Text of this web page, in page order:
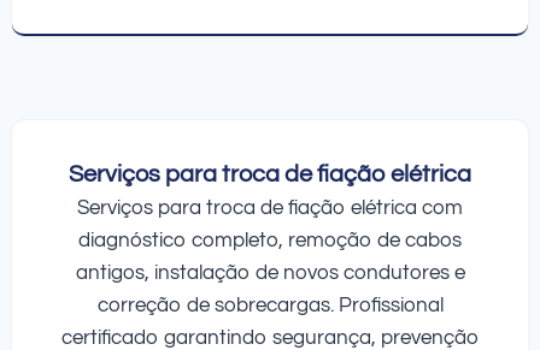
Serviços para troca de fiação elétrica
Serviços para troca de fiação elétrica com
diagnóstico completo, remoção de cabos
antigos, instalação de novos condutores e
correção de sobrecargas. Profissional
certificado garantindo segurança, prevenção